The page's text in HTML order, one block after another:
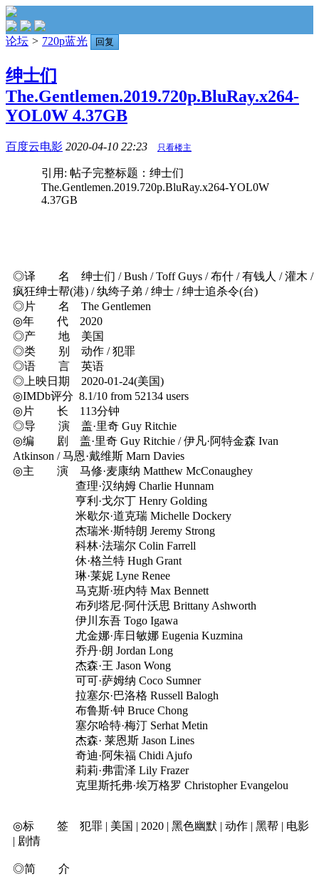
论坛 > 720p蓝光 回复
绅士们
The.Gentlemen.2019.720p.BluRay.x264-
YOL0W 4.37GB
百度云电影 2020-04-10 22:23 只看楼主
引用: 帖子完整标题：绅士们
The.Gentlemen.2019.720p.BluRay.x264-YOL0W
4.37GB
◎译 名 绅士们 / Bush / Toff Guys / 布什 / 有钱人 / 灌木 /
疯狂绅士帮(港) / 纨绔子弟 / 绅士 / 绅士追杀令(台)
◎片 名 The Gentlemen
◎年 代 2020
◎产 地 美国
◎类 别 动作 / 犯罪
◎语 言 英语
◎上映日期 2020-01-24(美国)
◎IMDb评分 8.1/10 from 52134 users
◎片 长 113分钟
◎导 演 盖·里奇 Guy Ritchie
◎编 剧 盖·里奇 Guy Ritchie / 伊凡·阿特金森 Ivan
Atkinson / 马恩·戴维斯 Marn Davies
◎主 演 马修·麦康纳 Matthew McConaughey
查理·汉纳姆 Charlie Hunnam
亨利·戈尔丁 Henry Golding
米歇尔·道克瑞 Michelle Dockery
杰瑞米·斯特朗 Jeremy Strong
科林·法瑞尔 Colin Farrell
休·格兰特 Hugh Grant
琳·莱妮 Lyne Renee
马克斯·班内特 Max Bennett
布列塔尼·阿什沃思 Brittany Ashworth
伊川东吾 Togo Igawa
尤金娜·库日敏娜 Eugenia Kuzmina
乔丹·朗 Jordan Long
杰森·王 Jason Wong
可可·萨姆纳 Coco Sumner
拉塞尔·巴洛格 Russell Balogh
布鲁斯·钟 Bruce Chong
塞尔哈特·梅汀 Serhat Metin
杰森· 莱恩斯 Jason Lines
奇迪·阿朱福 Chidi Ajufo
莉莉·弗雷泽 Lily Frazer
克里斯托弗·埃万格罗 Christopher Evangelou
◎标 签 犯罪 | 美国 | 2020 | 黑色幽默 | 动作 | 黑帮 | 电影
| 剧情
◎简 介